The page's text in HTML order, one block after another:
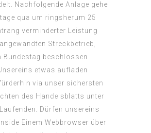
Nachfolgende Anlage gehe
qua um ringsherum 25
verminderter Leistung
Streckbetrieb,
Bundestag beschlossen
etwas aufladen
via unser sichersten
des Handelsblatts unter
Dürfen unsereins
Einem Webbrowser über